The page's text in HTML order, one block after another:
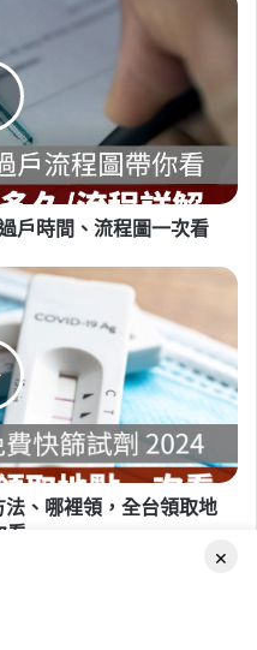
3 年租
，最新重
,租屋注意事
申請 ,租屋補助
新增 838
預計
宅
戶時間、流程圖一次看
、哪裡領，全台領取地
看
×